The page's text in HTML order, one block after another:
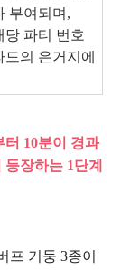
부여되며,
파티 번호
의 은거지에
10분이 경과
장하는 1단계
프 기둥 3종이